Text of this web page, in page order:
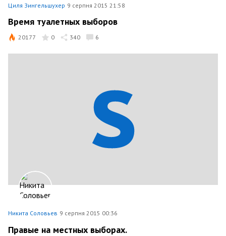
Циля Зингельшухер 9 серпня 2015 21:58
Время туалетных выборов
20177 0 340 6
Никита Соловьев 9 серпня 2015 00:36
Правые на местных выборах.